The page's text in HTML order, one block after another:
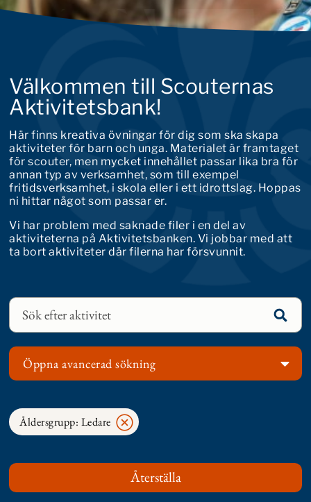
Välkommen till Scouternas
Aktivitetsbank!
Här finns kreativa övningar för dig som ska skapa
aktiviteter för barn och unga. Materialet är framtaget
för scouter, men mycket innehållet passar lika bra för
annan typ av verksamhet, som till exempel
fritidsverksamhet, i skola eller i ett idrottslag. Hoppas
ni hittar något som passar er.
Vi har problem med saknade filer i en del av
aktiviteterna på Aktivitetsbanken. Vi jobbar med att
ta bort aktiviteter där filerna har försvunnit.
Öppna avancerad sökning
Åldersgrupp: Ledare